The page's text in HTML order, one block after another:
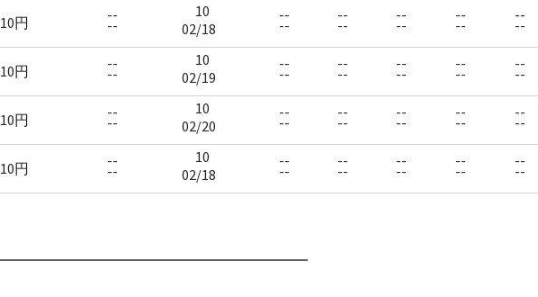
10円 --
--
10
02/18
--
--
--
--
--
--
--
--
--
--
10円 --
--
10
02/19
--
--
--
--
--
--
--
--
--
--
10円 --
--
10
02/20
--
--
--
--
--
--
--
--
--
--
10円 --
--
10
02/18
--
--
--
--
--
--
--
--
--
--